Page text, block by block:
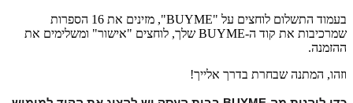
בעמוד התשלום לוחצים על "BUYME", מזינים את 16 הספרות
שמרכיבות את קוד ה-BUYME שלך, לוחצים "אישור" ומשלימים את
ההזמנה.
וזהו, המתנה שבחרת בדרך אלייך!